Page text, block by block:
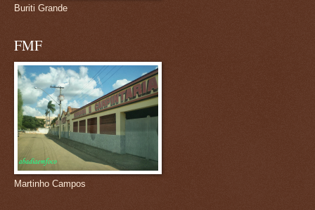
Buriti Grande
FMF
Martinho Campos